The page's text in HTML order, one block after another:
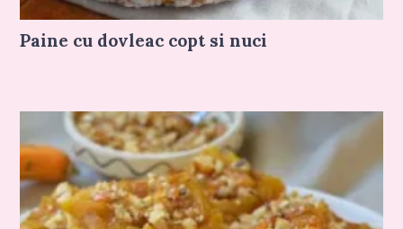
Paine cu dovleac copt si nuci